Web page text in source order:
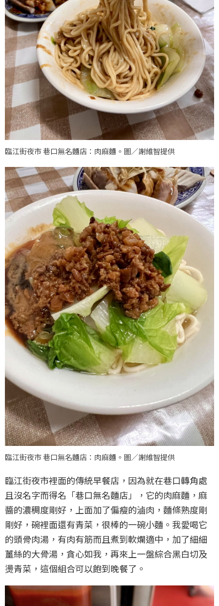
臨江街夜市 巷口無名麵店：肉麻麵。圖／謝維智提供
臨江街夜市 巷口無名麵店：肉麻麵。圖／謝維智提供
臨江街夜市裡面的傳統早餐店，因為就在巷口轉角處
且沒名字而得名「巷口無名麵店」，它的肉麻麵，麻
醬的濃稠度剛好，上面加了偏瘦的滷肉，麵條熟度剛
剛好，碗裡面還有青菜，很棒的一碗小麵。我愛喝它
的頭骨肉湯，有肉有筋而且煮到軟爛適中，加了細細
薑絲的大骨湯，貪心如我，再來上一盤綜合黑白切及
燙青菜，這個組合可以飽到晚餐了。